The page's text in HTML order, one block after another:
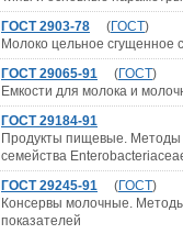
ГОСТ 2903-78 (ГОСТ)
Молоко цельное сгущенное
ГОСТ 29065-91 (ГОСТ)
Емкости для молока и
ГОСТ 29184-91
Продукты пищевые. Методы
семейства
ГОСТ 29245-91 (ГОСТ)
Консервы молочные.
показателей